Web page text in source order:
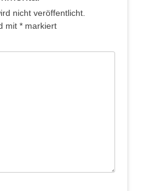
nicht veröffentlicht.
mit * markiert